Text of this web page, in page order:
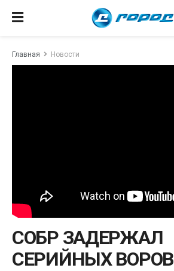
Главная Новости
СОБР ЗАДЕРЖАЛ
СЕРИЙНЫХ ВОРОВ